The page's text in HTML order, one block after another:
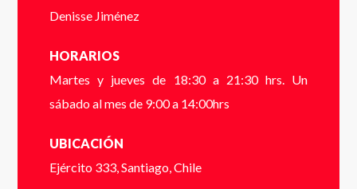
Denisse Jiménez
HORARIOS
Martes y jueves de 18:30 a 21:30 hrs. Un
sábado al mes de 9:00 a 14:00hrs
UBICACIÓN
Ejército 333, Santiago, Chile
Teléfono
* campos obligatorios
Nombre *